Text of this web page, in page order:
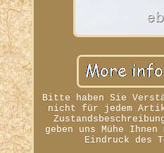
Bitte haben Sie
nicht für jedem
geben uns Mühe
Eindruck des